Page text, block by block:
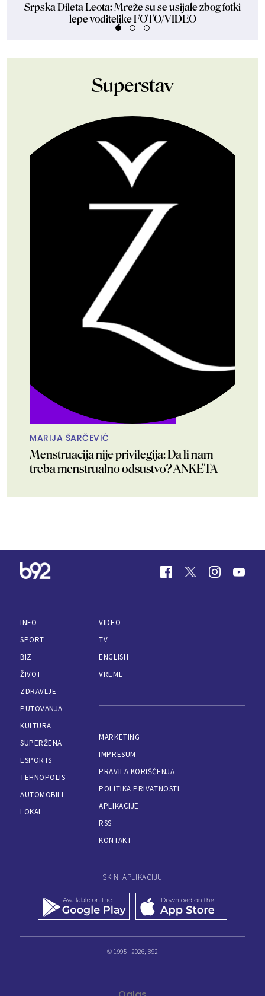
Srpska Dileta Leota: Mreže su se usijale zbog fotki
lepe voditeljke FOTO/VIDEO
Superstav
MARIJA ŠARČEVIĆ
Menstruacija nije privilegija: Da li nam
treba menstrualno odsustvo? ANKETA
INFO
SPORT
BIZ
ŽIVOT
ZDRAVLJE
PUTOVANJA
KULTURA
SUPERŽENA
ESPORTS
TEHNOPOLIS
AUTOMOBILI
LOKAL
VIDEO
TV
ENGLISH
VREME
MARKETING
IMPRESUM
PRAVILA KORIŠĆENJA
POLITIKA PRIVATNOSTI
APLIKACIJE
RSS
KONTAKT
SKINI APLIKACIJU
© 1995 - 2026, B92